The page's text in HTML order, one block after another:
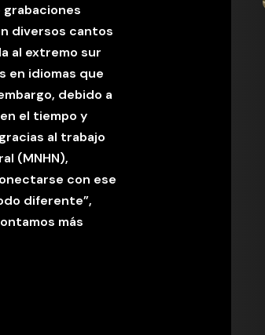
grabaciones
diversos cantos
al extremo sur
en idiomas que
debido a
el tiempo y
al trabajo
(MNHN),
con ese
diferente”,
más